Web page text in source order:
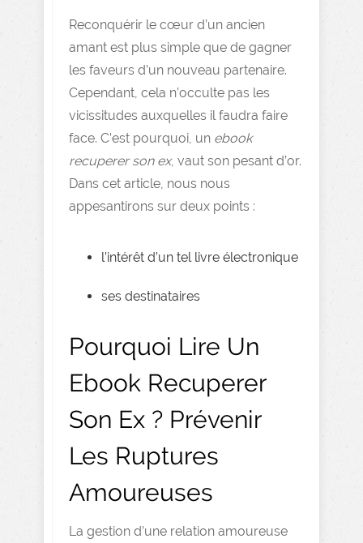
Reconquérir le cœur d’un ancien
amant est plus simple que de gagner
les faveurs d’un nouveau partenaire.
Cependant, cela n’occulte pas les
vicissitudes auxquelles il faudra faire
face. C’est pourquoi, un ebook
recuperer son ex, vaut son pesant d’or.
Dans cet article, nous nous
appesantirons sur deux points :
l’intérêt d’un tel livre électronique
ses destinataires
Pourquoi Lire Un
Ebook Recuperer
Son Ex ? Prévenir
Les Ruptures
Amoureuses
La gestion d’une relation amoureuse